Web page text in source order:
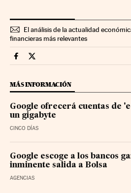
El análisis de la actualidad
financieras más relevantes
Companias Cinco Días en
Companias Cinco Días en
MÁS INFORMACIÓN
Google ofrecerá cuentas de
un gigabyte
CINCO DÍAS
Google escoge a los bancos
inminente salida a Bolsa
AGENCIAS